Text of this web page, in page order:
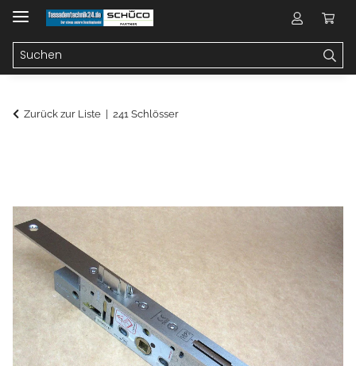
Zurück zur Liste 241 Schlösser